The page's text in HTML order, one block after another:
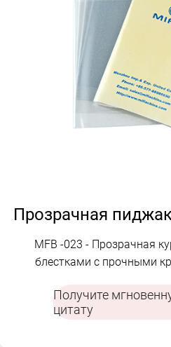
MFB -023 - Прозрачная
блестками с прочными
адаптируемый для
Получите
цитату